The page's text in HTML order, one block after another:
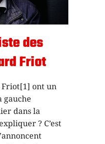
des
Friot
Friot[1] ont un
gauche
dans la
? C’est